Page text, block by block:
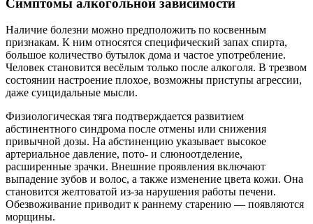
Наличие болезни можно предположить по косвенным
признакам. К ним относятся специфический запах спирта,
большое количество бутылок дома и частое употребление.
Человек становится весёлым только после алкоголя. В трезвом
состоянии настроение плохое, возможны приступы агрессии,
даже суицидальные мысли.
Физиологическая тяга подтверждается развитием
абстинентного синдрома после отмены или снижения
привычной дозы. На абстиненцию указывает высокое
артериальное давление, пото- и слюноотделение,
расширенные зрачки. Внешние проявления включают
выпадение зубов и волос, а также изменение цвета кожи. Она
становится желтоватой из-за нарушения работы печени.
Обезвоживание приводит к раннему старению — появляются
морщины.